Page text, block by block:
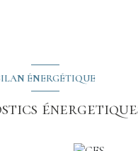
ÉNERGÉTIQUE